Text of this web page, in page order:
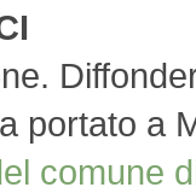
portato a
comune